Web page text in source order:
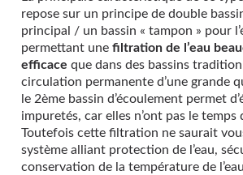
repose sur un principe de double
principal / un bassin « tampon » pour
permettant une filtration de l’eau
efficace que dans des bassins
circulation permanente d’une grande
le 2ème bassin d’écoulement permet
impuretés, car elles n’ont pas le temps
Toutefois cette filtration ne saurait
système alliant protection de l’eau,
conservation de la température de